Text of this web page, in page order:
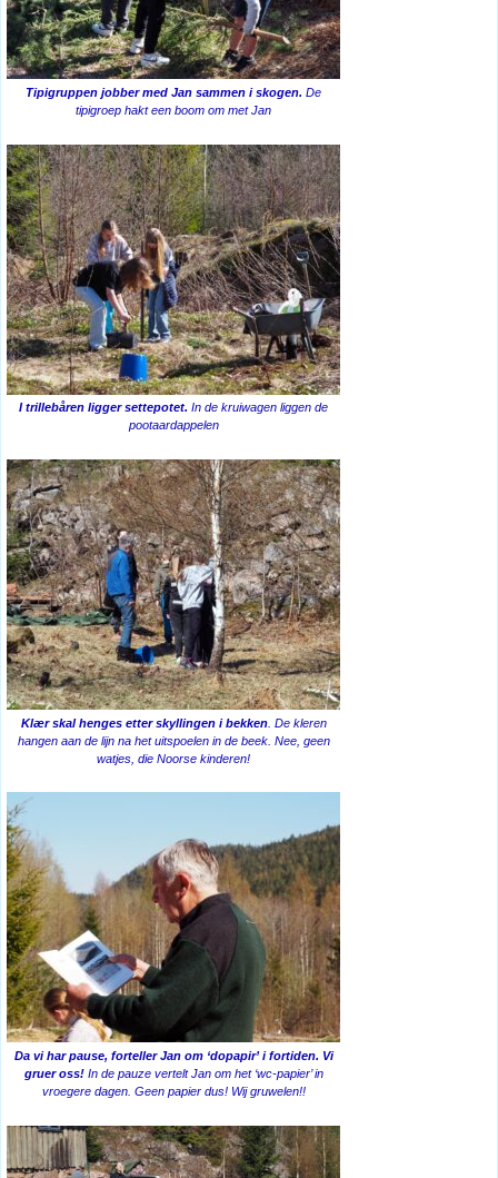
Tipigruppen jobber med Jan sammen i skogen. De
tipigroep hakt een boom om met Jan
I trillebåren ligger settepotet. In de kruiwagen liggen de
pootaardappelen
Klær skal henges etter skyllingen i bekken. De kleren
hangen aan de lijn na het uitspoelen in de beek. Nee, geen
watjes, die Noorse kinderen!
Da vi har pause, forteller Jan om ‘dopapir’ i fortiden. Vi
gruer oss!In de pauze vertelt Jan om het ‘wc-papier’ in
vroegere dagen. Geen papier dus! Wij gruwelen!!